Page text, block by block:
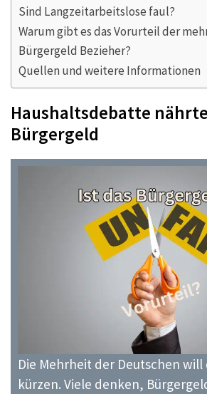
Sind Langzeitarbeitslose faul?
Warum gibt es das Vorurteil der
Bürgergeld Bezieher?
Quellen und weitere Informationen
Haushaltsdebatte
Bürgergeld
Die Mehrheit der Deutschen will
kürzen. Viele denken,